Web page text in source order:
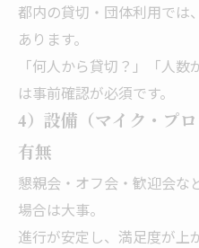
都内の貸切・団体利用では
あります。
「何人から貸切？」「人数
は事前確認が必須です。
4）設備（マイク・プ
有無
懇親会・オフ会・歓迎会な
場合は大事。
進行が安定し、満足度が上